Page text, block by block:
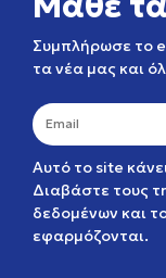
Συμπλήρωσε το
τα νέα μας και
Αυτό το site
Διαβάστε τους
δεδομένων και
εφαρμόζονται.